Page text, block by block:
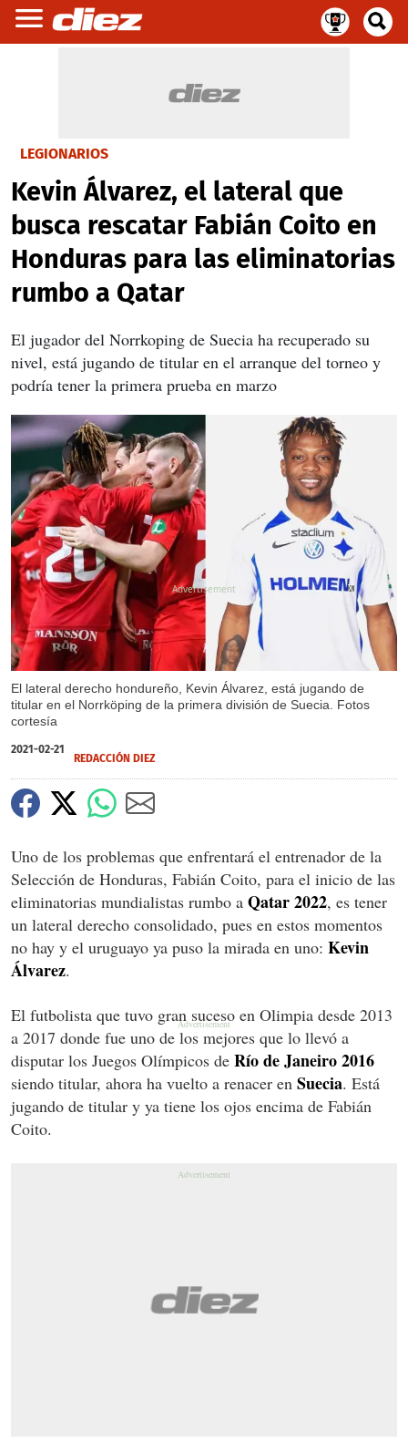
LEGIONARIOS
Kevin Álvarez, el lateral que
busca rescatar Fabián Coito en
Honduras para las eliminatorias
rumbo a Qatar
El jugador del Norrkoping de Suecia ha recuperado su
nivel, está jugando de titular en el arranque del torneo y
podría tener la primera prueba en marzo
El lateral derecho hondureño, Kevin Álvarez, está jugando de
titular en el Norrköping de la primera división de Suecia. Fotos
cortesía
X
X
2021-02-21
REDACCIÓN DIEZ
Uno de los problemas que enfrentará el entrenador de la
Selección de Honduras, Fabián Coito, para el inicio de las
eliminatorias mundialistas rumbo a Qatar 2022, es tener
un lateral derecho consolidado, pues en estos momentos
no hay y el uruguayo ya puso la mirada en uno: Kevin
Álvarez.
El futbolista que tuvo gran suceso en Olimpia desde 2013
a 2017 donde fue uno de los mejores que lo llevó a
disputar los Juegos Olímpicos de Río de Janeiro 2016
siendo titular, ahora ha vuelto a renacer en Suecia. Está
jugando de titular y ya tiene los ojos encima de Fabián
Coito.